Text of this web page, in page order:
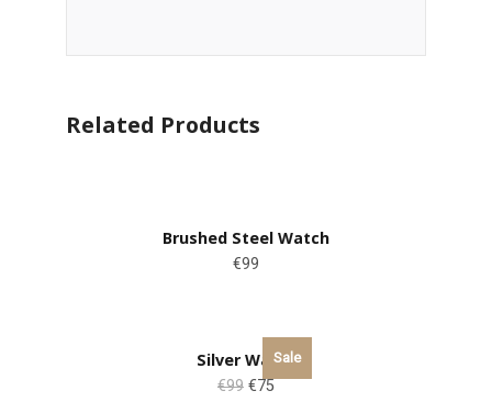
Related Products
Brushed Steel Watch
€99
Sale
Silver Watch
€99 €75